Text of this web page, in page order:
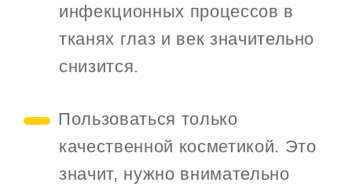
инфекционных процессов в
тканях глаз и век значительно
снизится.
Пользоваться только
качественной косметикой. Это
значит, нужно внимательно